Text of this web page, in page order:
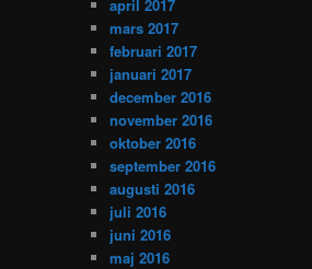
april 2017
mars 2017
februari 2017
januari 2017
december 2016
november 2016
oktober 2016
september 2016
augusti 2016
juli 2016
juni 2016
maj 2016